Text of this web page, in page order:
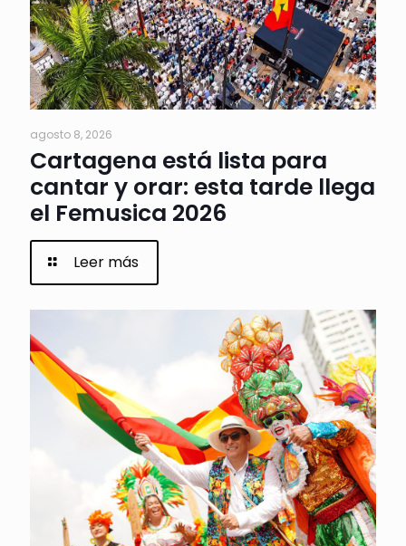
agosto 8, 2026
Cartagena está lista para
cantar y orar: esta tarde llega
el Femusica 2026
Leer más